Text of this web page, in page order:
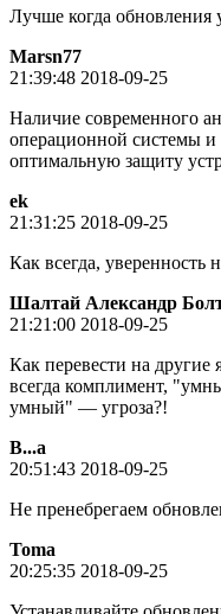
Лучше когда обновления
Marsn77
21:39:48 2018-09-25
Наличие современного
операционной системы и
оптимальную защиту
ek
21:31:25 2018-09-25
Как всегда, уверенность
Шалтай Александр
21:21:00 2018-09-25
Как перевести на
всегда комплимент,
умный" — угроза?!
В...а
20:51:43 2018-09-25
Не пренебрегаем
Toma
20:25:35 2018-09-25